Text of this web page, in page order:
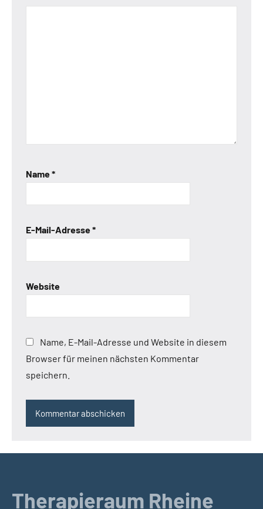
Name*
E-Mail-Adresse*
Website
Name, E-Mail-Adresse und Website in diesem
Browser für meinen nächsten Kommentar
speichern.
Therapieraum Rheine